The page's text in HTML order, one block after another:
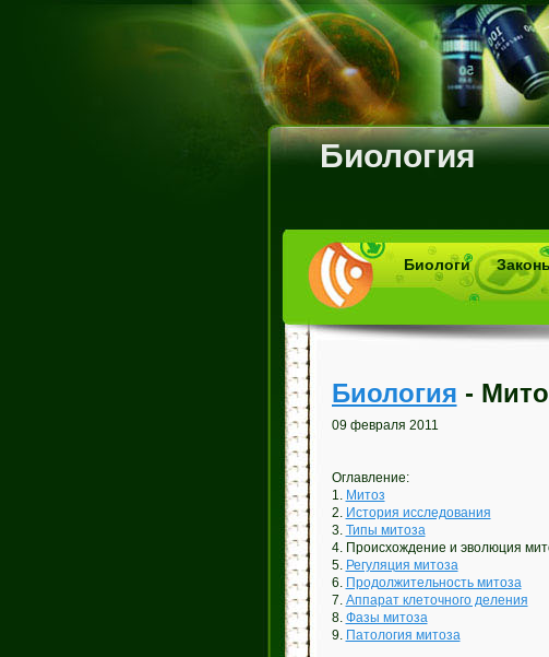
Биология
Биологи
Биология -
09 февраля 2011
Оглавление:
1. Митоз
2. История исследования
3. Типы митоза
4. Происхождение и эволюция
5. Регуляция митоза
6. Продолжительность митоза
7. Аппарат клеточного деления
8. Фазы митоза
9. Патология митоза